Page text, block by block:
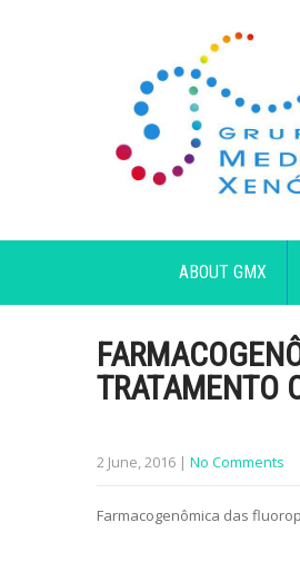
ABOUT GMX
TRATAMENTO
2 June, 2016 | No Comments
Farmacogenômica das